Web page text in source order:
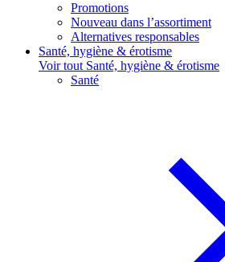
Promotions
Nouveau dans l’assortiment
Alternatives responsables
Santé, hygiène & érotisme
Voir tout Santé, hygiène & érotisme
Santé